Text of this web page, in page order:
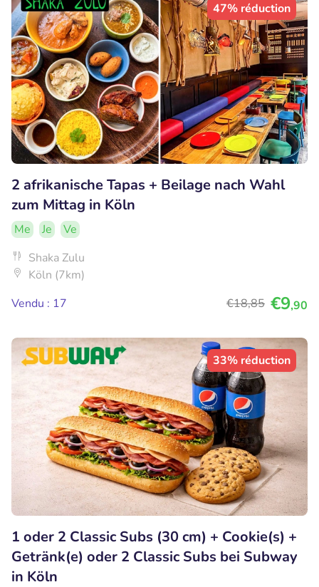
47% réduction
2 afrikanische Tapas + Beilage nach Wahl
zum Mittag in Köln
Me Je
Ve
Shaka Zulu
Köln (7km)
Vendu : 17
€18,85 €9,90
33% réduction
1 oder 2 Classic Subs (30 cm) + Cookie(s) +
Getränk(e) oder 2 Classic Subs bei Subway
in Köln